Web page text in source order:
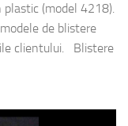
plastic (model 4218).
de blistere
clientului. Blistere